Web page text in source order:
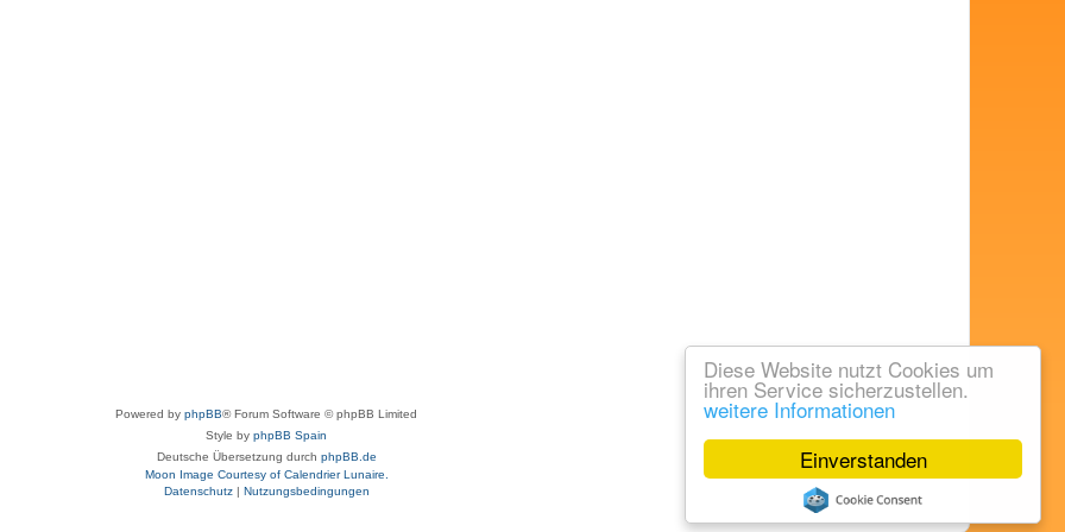
Einverstanden
Diese Website nutzt Cookies um
ihren Service sicherzustellen.
weitere Informationen
Powered by phpBB® Forum Software © phpBB Limited
Style by phpBB Spain
Deutsche Übersetzung durch phpBB.de
Moon Image Courtesy of Calendrier Lunaire.
Datenschutz| Nutzungsbedingungen